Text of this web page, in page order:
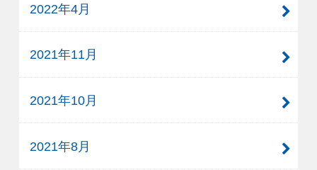
2022年4月
2021年11月
2021年10月
2021年8月